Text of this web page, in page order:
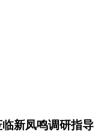
新凤鸣调研指导